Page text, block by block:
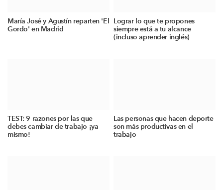
María José y Agustín reparten 'El
Gordo' en Madrid
Lograr lo que te propones
siempre está a tu alcance
(incluso aprender inglés)
TEST: 9 razones por las que
debes cambiar de trabajo ¡ya
mismo!
Las personas que hacen deporte
son más productivas en el
trabajo